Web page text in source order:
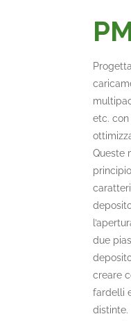
etc.
Queste
due
creare
fardelli
distinte.